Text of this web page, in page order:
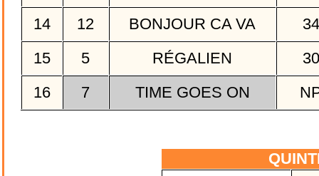
14
12 BONJOUR CA VA
15
5 RÉGALIEN
16
7 TIME GOES ON